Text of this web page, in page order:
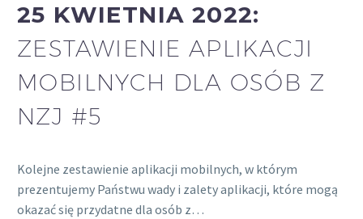
25 KWIETNIA 2022:
ZESTAWIENIE APLIKACJI
MOBILNYCH DLA OSÓB Z
NZJ #5
Kolejne zestawienie aplikacji mobilnych, w którym
prezentujemy Państwu wady i zalety aplikacji, które mogą
okazać się przydatne dla osób z…